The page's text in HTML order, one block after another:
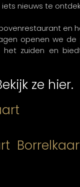
nieuws te
en
openen we
zuiden en
ze hier.